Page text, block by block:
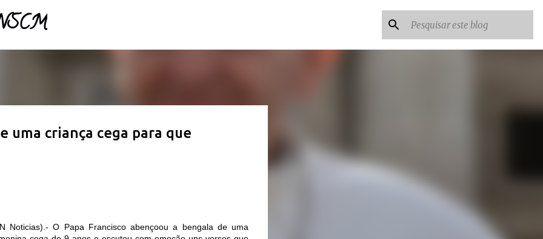
uma criança cega para que
Noticias).- O Papa Francisco abençoou a bengala de uma